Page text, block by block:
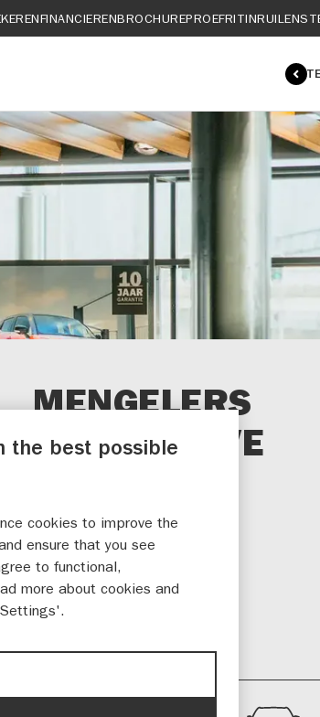
FINANCIERENBROCHUREPROEFRITINRUILEN
MENGELERS
AUTOMOTIVE
Moesdijk 17
6004 AX WEERT
0495 544 544
the best possible
cookies to improve the
ensure that you see
to functional,
more about cookies and